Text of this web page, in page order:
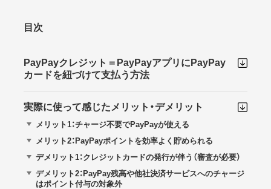
目次
PayPayクレジット＝PayPayアプリにPayPay
カードを紐づけて支払う方法
実際に使って感じたメリット・デメリット
メリット1：チャージ不要でPayPayが使える
メリット2：PayPayポイントを効率よく貯められる
デメリット1：クレジットカードの発行が伴う（審査が必要）
デメリット2：PayPay残高や他社決済サービスへのチャージ
はポイント付与の対象外